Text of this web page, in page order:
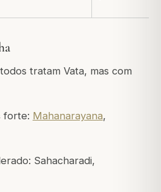
tratam Vata, mas com
forte: Mahanarayana,
Sahacharadi,